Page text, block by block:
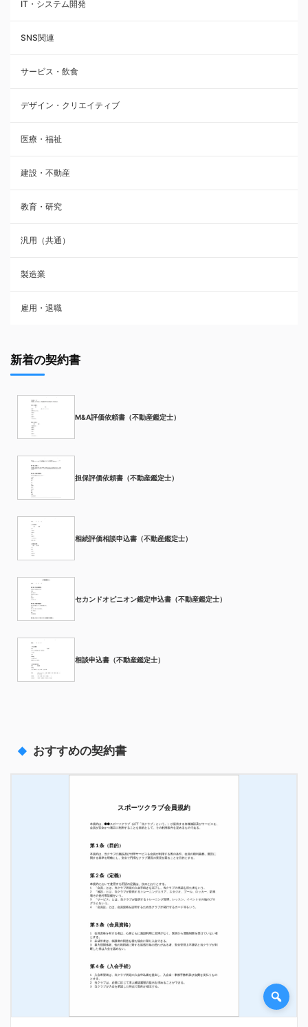
IT・システム開発
SNS関連
サービス・飲食
デザイン・クリエイティブ
医療・福祉
建設・不動産
教育・研究
汎用（共通）
製造業
雇用・退職
新着の契約書
M&A評価依頼書（不動産鑑定士）
担保評価依頼書（不動産鑑定士）
相続評価相談申込書（不動産鑑定士）
セカンドオピニオン鑑定申込書（不動産鑑定士）
相談申込書（不動産鑑定士）
おすすめの契約書